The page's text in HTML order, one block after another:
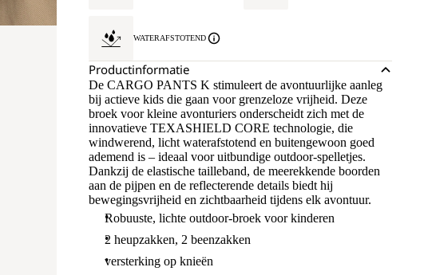
WATERAFSTOTEND
Productinformatie
De CARGO PANTS K stimuleert de avontuurlijke aanleg
bij actieve kids die gaan voor grenzeloze vrijheid. Deze
broek voor kleine avonturiers onderscheidt zich met de
innovatieve TEXASHIELD CORE technologie, die
windwerend, licht waterafstotend en buitengewoon goed
ademend is – ideaal voor uitbundige outdoor-spelletjes.
Dankzij de elastische tailleband, de meerekkende boorden
aan de pijpen en de reflecterende details biedt hij
bewegingsvrijheid en zichtbaarheid tijdens elk avontuur.
Robuuste, lichte outdoor-broek voor kinderen
2 heupzakken, 2 beenzakken
versterking op knieën